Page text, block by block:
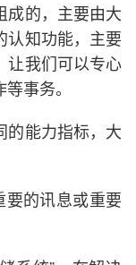
成的，主要由大
认知功能，主要
让我们可以专心
事务。
的能力指标，大
的讯息或重要